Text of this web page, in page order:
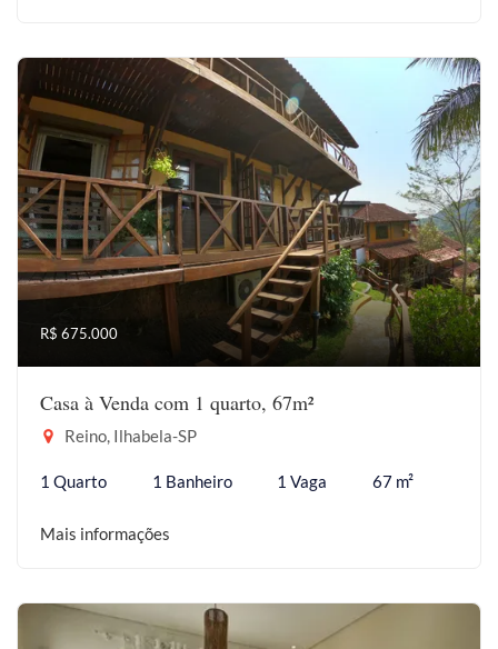
R$ 675.000
Casa à Venda com 1 quarto, 67m²
Reino, Ilhabela-SP
1 Quarto 1 Banheiro 1 Vaga 67 m²
Mais informações